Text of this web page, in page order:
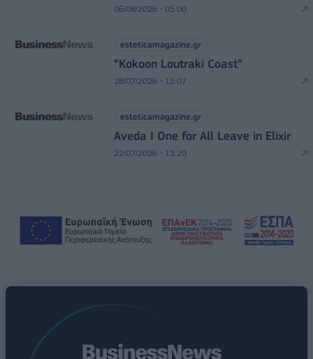
06/08/2026 - 05:00
esteticamagazine.gr
“Kokoon Loutraki Coast”
28/07/2026 - 12:07
esteticamagazine.gr
Aveda I One for All Leave in Elixir
22/07/2026 - 13:20